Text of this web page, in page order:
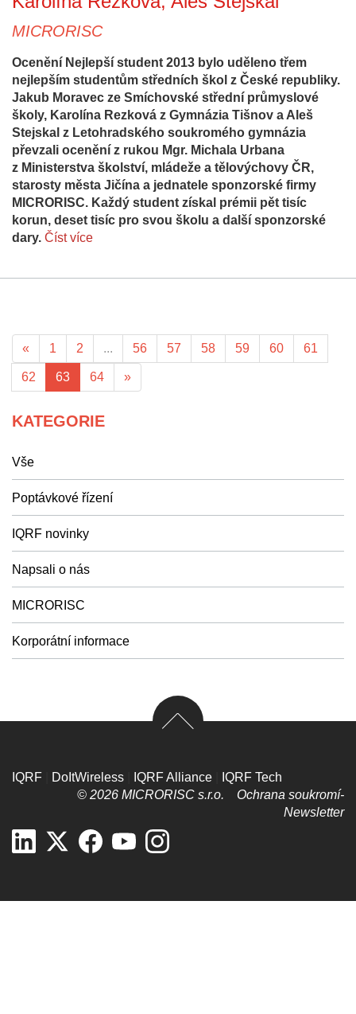
MICRORISC
Ocenění Nejlepší student 2013 bylo uděleno třem
nejlepším studentům středních škol z České republiky.
Jakub Moravec ze Smíchovské střední průmyslové
školy, Karolína Rezková z Gymnázia Tišnov a Aleš
Stejskal z Letohradského soukromého gymnázia
převzali ocenění z rukou Mgr. Michala Urbana
z Ministerstva školství, mládeže a tělovýchovy ČR,
starosty města Jičína a jednatele sponzorské firmy
MICRORISC. Každý student získal prémii pět tisíc
korun, deset tisíc pro svou školu a další sponzorské
dary. Číst více
« 1 2 ... 56 57 58 59 60 61
62 63 64 »
KATEGORIE
Vše
Poptávkové řízení
IQRF novinky
Napsali o nás
MICRORISC
Korporátní informace
IQRF DoItWireless IQRF Alliance
IQRF Tech
© 2026 MICRORISC s.r.o. Ochrana soukromí­
Newsletter